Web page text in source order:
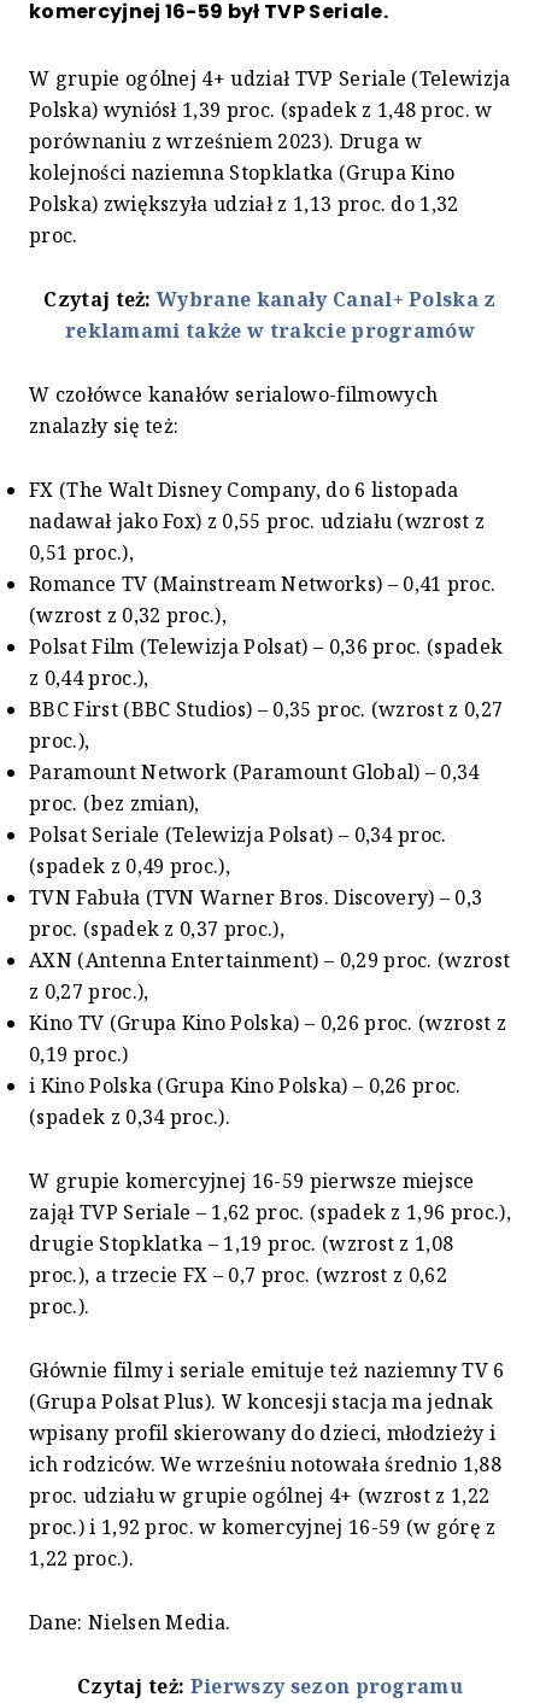
komercyjnej 16-59 był TVP Seriale.
W grupie ogólnej 4+ udział TVP Seriale (Telewizja
Polska) wyniósł 1,39 proc. (spadek z 1,48 proc. w
porównaniu z wrześniem 2023). Druga w
kolejności naziemna Stopklatka (Grupa Kino
Polska) zwiększyła udział z 1,13 proc. do 1,32
proc.
Czytaj też:Wybrane kanały Canal+ Polska z
reklamami także w trakcie programów
W czołówce kanałów serialowo-filmowych
znalazły się też:
FX (The Walt Disney Company, do 6 listopada
nadawał jako Fox) z 0,55 proc. udziału (wzrost z
0,51 proc.),
Romance TV (Mainstream Networks) – 0,41 proc.
(wzrost z 0,32 proc.),
Polsat Film (Telewizja Polsat) – 0,36 proc. (spadek
z 0,44 proc.),
BBC First (BBC Studios) – 0,35 proc. (wzrost z 0,27
proc.),
Paramount Network (Paramount Global) – 0,34
proc. (bez zmian),
Polsat Seriale (Telewizja Polsat) – 0,34 proc.
(spadek z 0,49 proc.),
TVN Fabuła (TVN Warner Bros. Discovery) – 0,3
proc. (spadek z 0,37 proc.),
AXN (Antenna Entertainment) – 0,29 proc. (wzrost
z 0,27 proc.),
Kino TV (Grupa Kino Polska) – 0,26 proc. (wzrost z
0,19 proc.)
i Kino Polska (Grupa Kino Polska) – 0,26 proc.
(spadek z 0,34 proc.).
W grupie komercyjnej 16-59 pierwsze miejsce
zajął TVP Seriale – 1,62 proc. (spadek z 1,96 proc.),
drugie Stopklatka – 1,19 proc. (wzrost z 1,08
proc.), a trzecie FX – 0,7 proc. (wzrost z 0,62
proc.).
Głównie filmy i seriale emituje też naziemny TV 6
(Grupa Polsat Plus). W koncesji stacja ma jednak
wpisany profil skierowany do dzieci, młodzieży i
ich rodziców. We wrześniu notowała średnio 1,88
proc. udziału w grupie ogólnej 4+ (wzrost z 1,22
proc.) i 1,92 proc. w komercyjnej 16-59 (w górę z
1,22 proc.).
Dane: Nielsen Media.
Czytaj też: Pierwszy sezon programu